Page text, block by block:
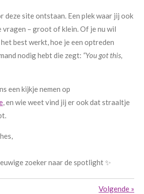
deze site ontstaan. Een plek waar jij ook
vragen – groot of klein. Of je nu wil
best werkt, hoe je een optreden
nodig hebt die zegt: “You got this,
een kijkje nemen op
, en wie weet vind jij er ook dat straaltje
zoeker naar de spotlight ✨
Volgende »